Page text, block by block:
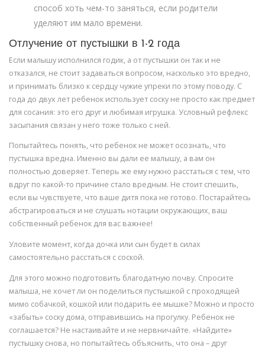
способ хоть чем-то заняться, если родители
уделяют им мало времени.
Отлучение от пустышки в 1-2 года
Если малышу исполнился годик, а от пустышки он так и не
отказался, не стоит задаваться вопросом, насколько это вредно,
и принимать близко к сердцу чужие упреки по этому поводу. С
года до двух лет ребенок использует соску не просто как предмет
для сосания: это его друг и любимая игрушка. Условный рефлекс
засыпания связан у него тоже только с ней.
Попытайтесь понять, что ребенок не может осознать, что
пустышка вредна. Именно вы дали ее малышу, а вам он
полностью доверяет. Теперь же ему нужно расстаться с тем, что
вдруг по какой-то причине стало вредным. Не стоит спешить,
если вы чувствуете, что ваше дитя пока не готово. Постарайтесь
абстрагироваться и не слушать нотации окружающих, ваш
собственный ребенок для вас важнее!
Уловите момент, когда дочка или сын будет в силах
самостоятельно расстаться с соской.
Для этого можно подготовить благодатную почву. Спросите
малыша, не хочет ли он поделиться пустышкой с проходящей
мимо собачкой, кошкой или подарить ее мышке? Можно и просто
«забыть» соску дома, отправившись на прогулку. Ребенок не
соглашается? Не настаивайте и не нервничайте. «Найдите»
пустышку снова, но попытайтесь объяснить, что она – друг